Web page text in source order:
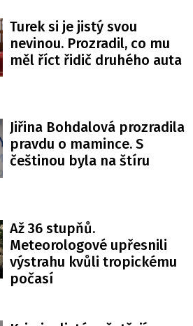
Turek si je jistý svou
nevinou. Prozradil, co mu
měl říct řidič druhého auta
Jiřina Bohdalová prozradila
pravdu o mamince. S
češtinou byla na štíru
Až 36 stupňů.
Meteorologové upřesnili
výstrahu kvůli tropickému
počasí